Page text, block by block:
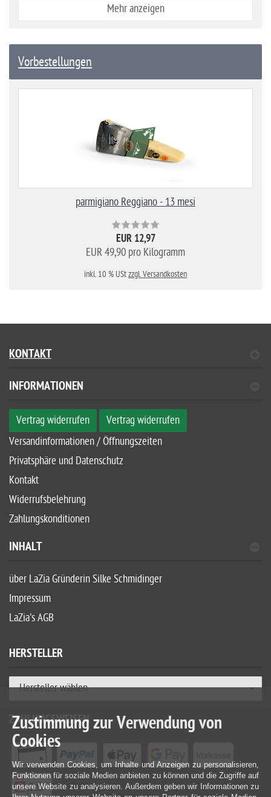
Mehr anzeigen
Vorbestellungen
parmigiano Reggiano - 13 mesi
EUR 12,97
EUR 49,90 pro Kilogramm
inkl. 10 % UStzzgl. Versandkosten
KONTAKT
INFORMATIONEN
Vertrag widerrufen
Vertrag widerrufen
Versandinformationen / Öffnungszeiten
Privatsphäre und Datenschutz
Kontakt
Widerrufsbelehrung
Zahlungskonditionen
INHALT
über LaZia Gründerin Silke Schmidinger
Impressum
LaZia's AGB
HERSTELLER
Hersteller wählen
ZAHLUNGSWEISEN
Zustimmung zur Verwendung von
Cookies
Wir verwenden Cookies, um Inhalte und Anzeigen zu personalisieren,
Funktionen für soziale Medien anbieten zu können und die Zugriffe auf
unsere Website zu analysieren. Außerdem geben wir Informationen zu